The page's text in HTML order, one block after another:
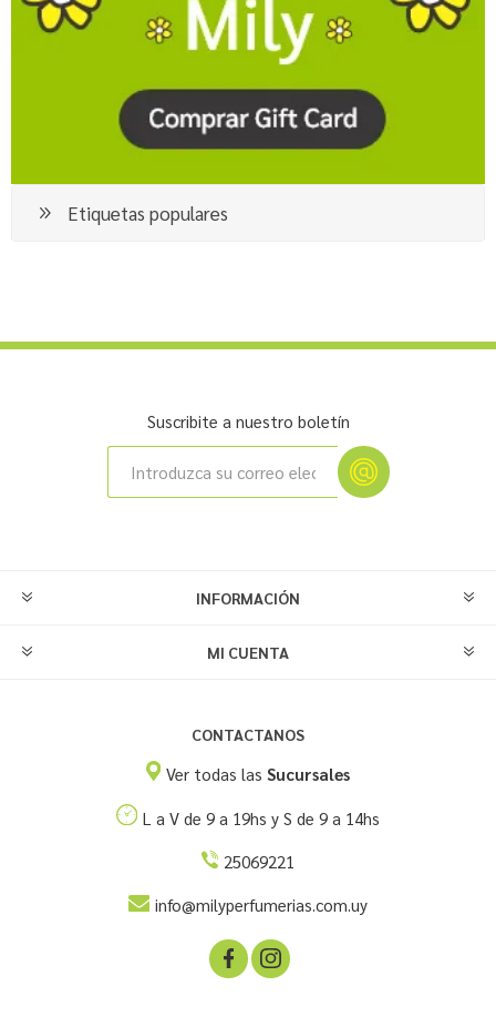
Etiquetas populares
Suscribite a nuestro boletín
INFORMACIÓN
MI CUENTA
CONTACTANOS
Ver todas lasSucursales
L a V de 9 a 19hs y S de 9 a 14hs
25069221
info@milyperfumerias.com.uy